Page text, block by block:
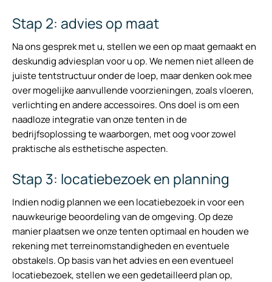
Stap 2: advies op maat
Na ons gesprek met u, stellen we een op maat gemaakt en
deskundig adviesplan voor u op. We nemen niet alleen de
juiste tentstructuur onder de loep, maar denken ook mee
over mogelijke aanvullende voorzieningen, zoals vloeren,
verlichting en andere accessoires. Ons doel is om een
naadloze integratie van onze tenten in de
bedrijfsoplossing te waarborgen, met oog voor zowel
praktische als esthetische aspecten.
Stap 3: locatiebezoek en planning
Indien nodig plannen we een locatiebezoek in voor een
nauwkeurige beoordeling van de omgeving. Op deze
manier plaatsen we onze tenten optimaal en houden we
rekening met terreinomstandigheden en eventuele
obstakels. Op basis van het advies en een eventueel
locatiebezoek, stellen we een gedetailleerd plan op,